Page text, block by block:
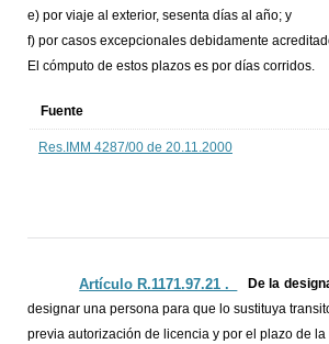
e) por viaje al exterior, sesenta días al año; y
f) por casos excepcionales debidamente
El cómputo de estos plazos es por días corridos.
Fuente
Res.IMM 4287/00 de 20.11.2000
Artículo R.1171.97.21 ._
De la
designar una persona para que lo sustituya
previa autorización de licencia y por el plazo de